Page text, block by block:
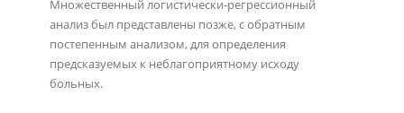
Множественный логистически-регрессионный
анализ был представлены позже, с обратным
постепенным анализом, для определения
предсказуемых к неблагоприятному исходу
больных.